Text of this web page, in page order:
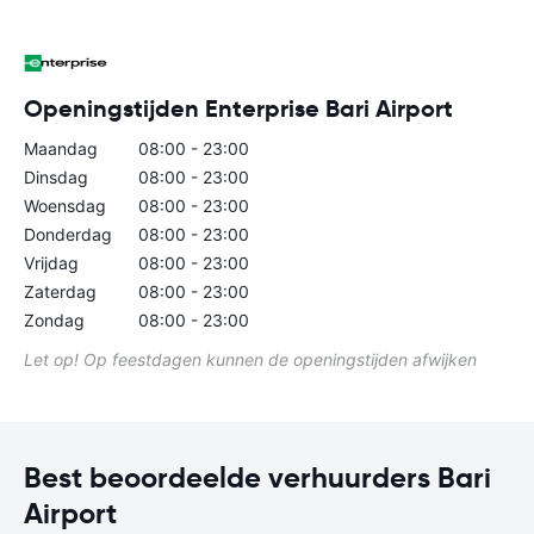
Openingstijden Enterprise Bari Airport
Maandag
08:00 - 23:00
Dinsdag
08:00 - 23:00
Woensdag
08:00 - 23:00
Donderdag
08:00 - 23:00
Vrijdag
08:00 - 23:00
Zaterdag
08:00 - 23:00
Zondag
08:00 - 23:00
Let op! Op feestdagen kunnen de openingstijden afwijken
Best beoordeelde verhuurders Bari
Airport